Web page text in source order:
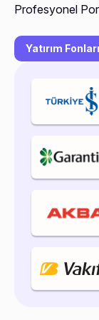
Profesyonel
Yatırım Fonları